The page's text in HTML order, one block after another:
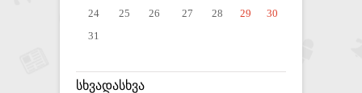
24
25 26 27 28 29
30
31
ᲡᲮᲕᲐᲓᲐᲡᲮᲕᲐ